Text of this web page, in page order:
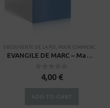
PROCESSUS DE FORMATION DE DISCIPLE, RENDEZ-
DECOUVERTE DE LA FOI , POUR COMMENCER
EVANGILE DE MARC – Manuel du Guide
sur 5
4,00 €